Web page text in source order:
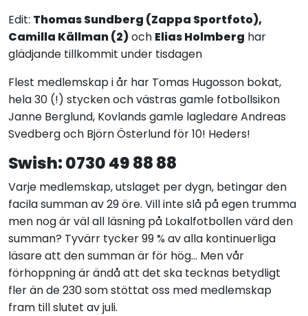
Edit: Thomas Sundberg (Zappa Sportfoto),
Camilla Källman (2)och Elias Holmberg har
glädjande tillkommit under tisdagen
Flest medlemskap i år har Tomas Hugosson bokat,
hela 30 (!) stycken och västras gamle fotbollsikon
Janne Berglund, Kovlands gamle lagledare Andreas
Svedberg och Björn Österlund för 10! Heders!
Swish: 0730 49 88 88
Varje medlemskap, utslaget per dygn, betingar den
facila summan av 29 öre. Vill inte slå på egen trumma
men nog är väl all läsning på Lokalfotbollen värd den
summan? Tyvärr tycker 99 % av alla kontinuerliga
läsare att den summan är för hög... Men vår
förhoppning är ändå att det ska tecknas betydligt
fler än de 230 som stöttat oss med medlemskap
fram till slutet av juli.